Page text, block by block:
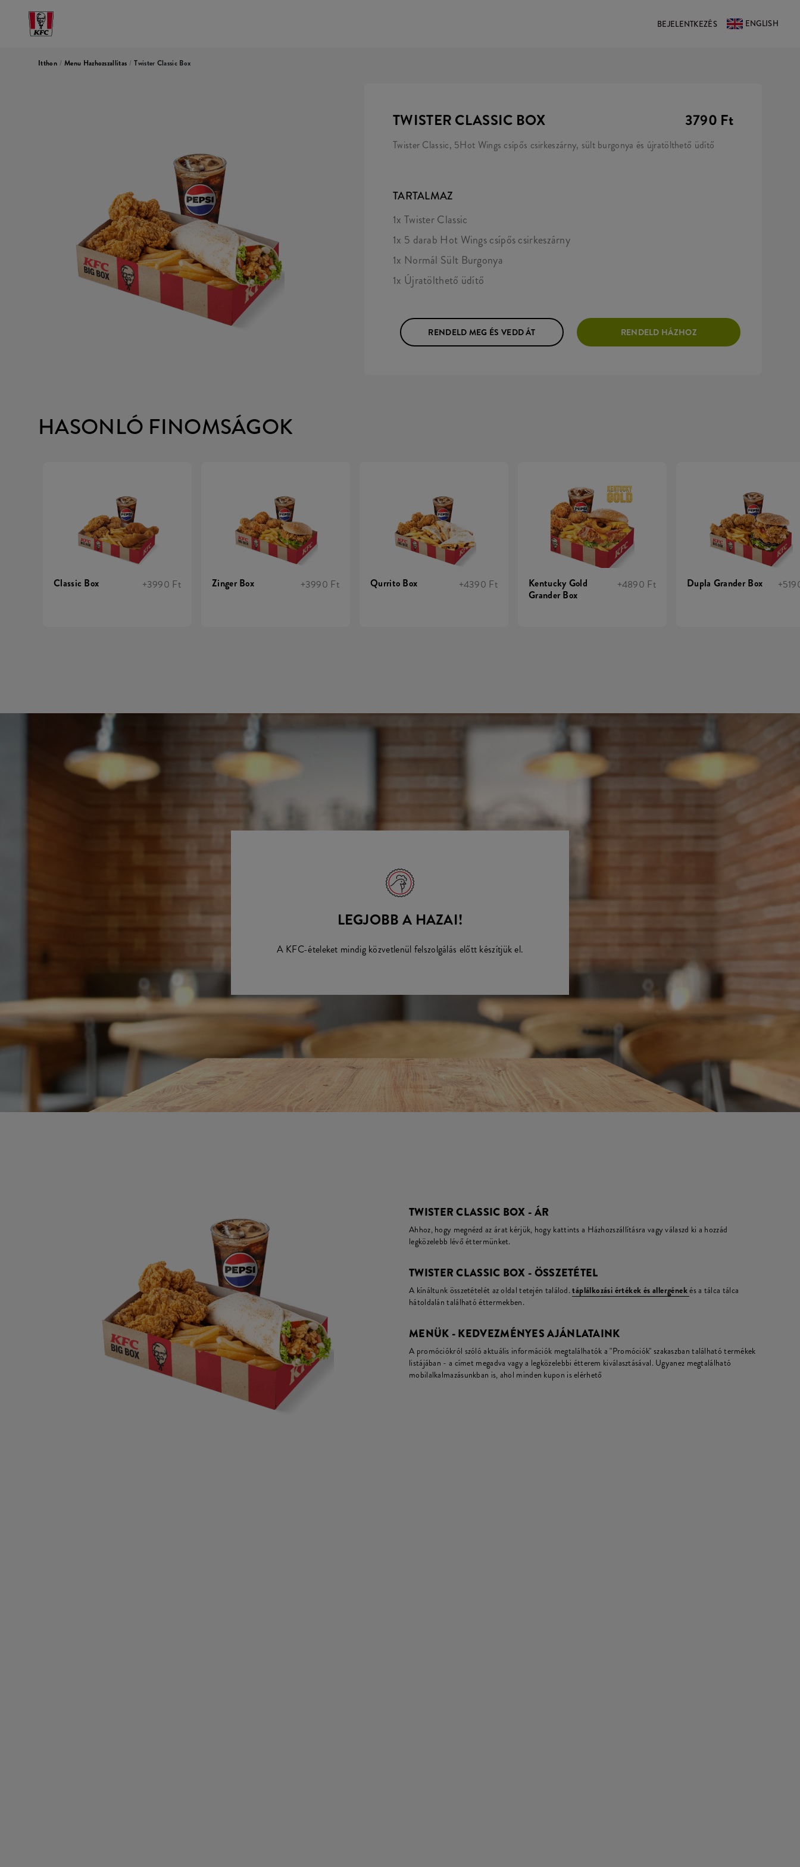
BEJELENTKEZÉS ENGLISH
Itthon / Menu Hazhozszallitas / Twister Classic Box
TWISTER CLASSIC BOX 3790 Ft
Twister Classic, 5Hot Wings csípős csirkeszárny, sült burgonya és újratölthető üdítő
TARTALMAZ
1x Twister Classic
1x 5 darab Hot Wings csípős csirkeszárny
1x Normál Sült Burgonya
1x Újratölthető üdítő
RENDELD MEG ÉS VEDD ÁT RENDELD HÁZHOZ
HASONLÓ FINOMSÁGOK
Classic Box +3990 Ft Zinger Box +3990 Ft Qurrito Box +4390 Ft
Kentucky Gold
Grander Box
+4890 Ft Dupla Grander Box
LEGJOBB A HAZAI!
A KFC-ételeket mindig közvetlenül felszolgálás előtt készítjük el.
TWISTER CLASSIC BOX - ÁR
Ahhoz, hogy megnézd az árat kérjük, hogy kattints a Házhozszállításra vagy válaszd ki a hozzád
legközelebb lévő éttermünket.
TWISTER CLASSIC BOX - ÖSSZETÉTEL
A kínáltunk összetételét az oldal tetején találod.táplálkozási értékek és allergénekés a tálca tálca
hátoldalán található éttermekben.
MENÜK - KEDVEZMÉNYES AJÁNLATAINK
A promóciókról szóló aktuális információk megtalálhatók a "Promóciók" szakaszban található termékek
listájában - a címet megadva vagy a legközelebbi étterem kiválasztásával. Ugyanez megtalálható
mobilalkalmazásunkban is, ahol minden kupon is elérhető